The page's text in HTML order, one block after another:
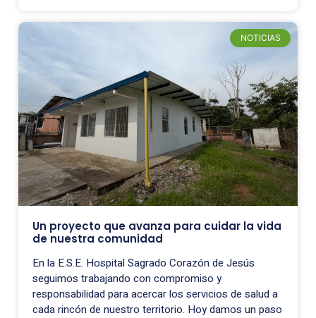
NOTICIAS
Un proyecto que avanza para cuidar la vida
de nuestra comunidad
En la E.S.E. Hospital Sagrado Corazón de Jesús
seguimos trabajando con compromiso y
responsabilidad para acercar los servicios de salud a
cada rincón de nuestro territorio. Hoy damos un paso